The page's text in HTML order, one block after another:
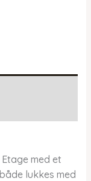
med et
lukkes med